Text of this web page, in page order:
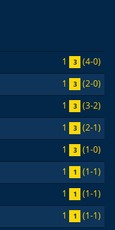
1 3
(4-0)
1 3
(2-0)
1 3
(3-2)
1 3
(2-1)
1 3
(1-0)
1 1
(1-1)
1 1
(1-1)
1 1 (1-1)